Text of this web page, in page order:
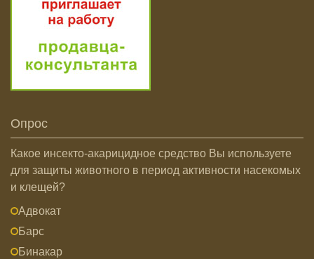
Опрос
Какое инсекто-акарицидное средство Вы используете
для защиты животного в период активности насекомых
и клещей?
Адвокат
Барс
Бинакар